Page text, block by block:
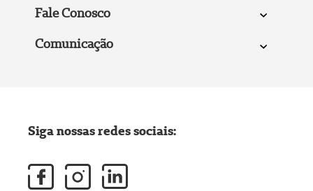
Fale Conosco
Comunicação
Siga nossas redes sociais: